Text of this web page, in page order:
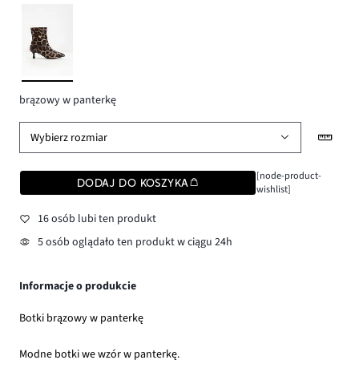
brązowy w panterkę
Wybierz rozmiar
DODAJ DO KOSZYKA
[node-product-
wishlist]
16 osób lubi ten produkt
5 osób oglądało ten produkt w ciągu 24h
Informacje o produkcie
Botki brązowy w panterkę
Modne botki we wzór w panterkę.